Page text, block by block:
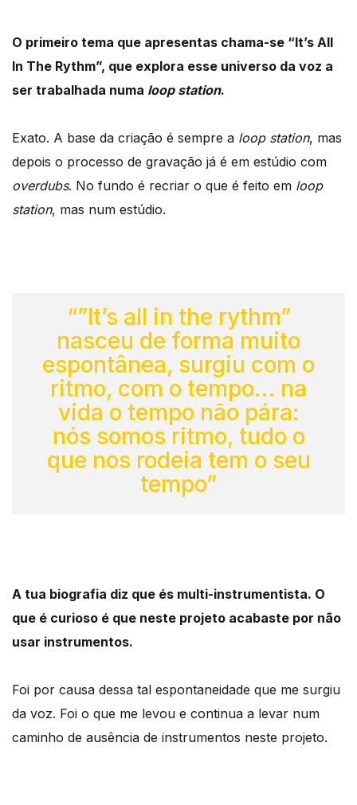
O primeiro tema que apresentas chama-se “It’s All
In The Rythm”, que explora esse universo da voz a
ser trabalhada numa loop station.
Exato. A base da criação é sempre a loop station, mas
depois o processo de gravação já é em estúdio com
overdubs. No fundo é recriar o que é feito em loop
station, mas num estúdio.
“”It’s all in the rythm”
nasceu de forma muito
espontânea, surgiu com o
ritmo, com o tempo… na
vida o tempo não pára:
nós somos ritmo, tudo o
que nos rodeia tem o seu
tempo”
A tua biografia diz que és multi-instrumentista. O
que é curioso é que neste projeto acabaste por não
usar instrumentos.
Foi por causa dessa tal espontaneidade que me surgiu
da voz. Foi o que me levou e continua a levar num
caminho de ausência de instrumentos neste projeto.